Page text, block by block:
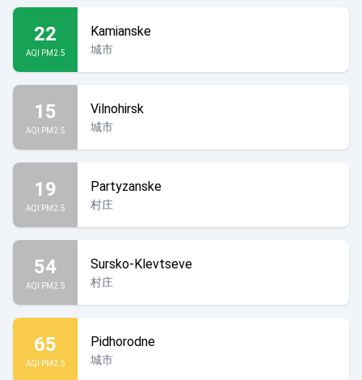
22
AQI PM2.5
Kamianske
城市
15
AQI PM2.5
Vilnohirsk
城市
19
AQI PM2.5
Partyzanske
村庄
54
AQI PM2.5
Sursko-Klevtseve
村庄
65
AQI PM2.5
Pidhorodne
城市